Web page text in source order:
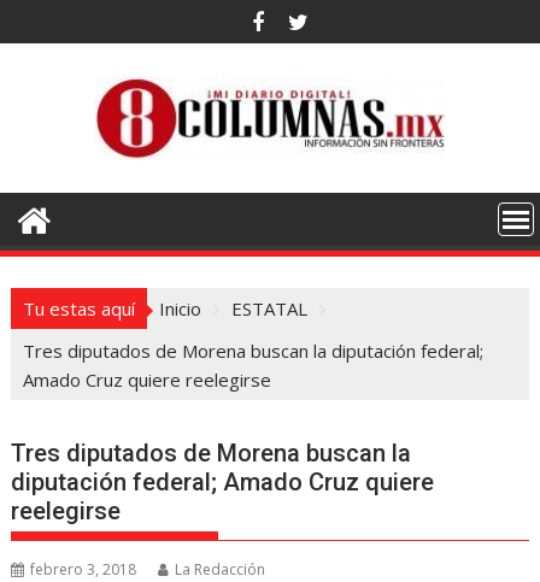
al
Tu estas aquí Inicio
ESTATAL
Tres diputados de Morena buscan la diputación federal;
Amado Cruz quiere reelegirse
Tres diputados de Morena buscan la
diputación federal; Amado Cruz quiere
reelegirse
febrero 3, 2018 La Redacción